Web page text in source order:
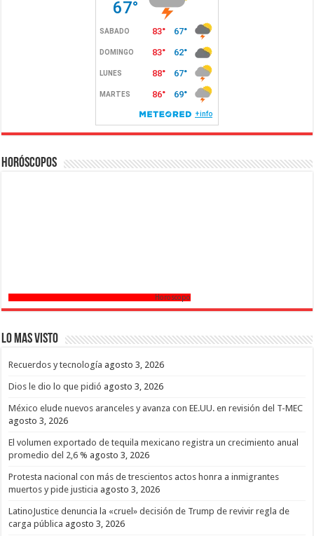
Horóscopos
Horoscopo
Lo mas Visto
Recuerdos y tecnología agosto 3, 2026
Dios le dio lo que pidió agosto 3, 2026
México elude nuevos aranceles y avanza con EE.UU. en revisión del T-MEC
agosto 3, 2026
El volumen exportado de tequila mexicano registra un crecimiento anual
promedio del 2,6 % agosto 3, 2026
Protesta nacional con más de trescientos actos honra a inmigrantes
muertos y pide justicia agosto 3, 2026
LatinoJustice denuncia la «cruel» decisión de Trump de revivir regla de
carga pública agosto 3, 2026